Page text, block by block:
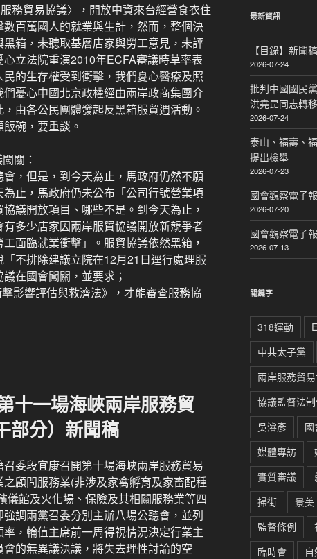
務貿易協議〉，開放中資來台經營食衣住
百萬國人的就業與生計，然而，整個決
箱，未聽取基層店家與勞工意見，未評
立法院重演2010年ECFA審議時草率表
的生存權受到衝擊，我們憂心醫療及照
憂心中國北京政權經由兩岸政商集團介
由各公民團體發起反黑箱服貿週活動。
碗，要重談。
關：
，但是，到今天為止，馬政府仍然不願
止，馬政府仍未公布「公司行號營業項
議開放項目、哪些不是。到今天為止，
多少店家因兩岸服貿協議開放新競爭者
面臨就業衝擊」。服貿協議依然黑箱，
不排除建議立院在12月21日逕行處理服
在國會闖關，並要求；
影響評估與救濟法》，才能審查服務協
十一場海峽兩岸服務貿
部分）新聞稿
委段宜康召開第十場海峽兩岸服務貿易
顧問服務業(非涉及家禽孵育及家畜配種
儀館及火化場、保險及其相關服務業等四
調兩黨召委分別主辦八場公聽會，並列
，輪值主席前一周得視情況決定行業主
的無異議決議，將失去理性討論的空
字:
最新資訊
【目錄】新聞稿
2026-07-24
批判中國國民
洪堯昆同志轉
2026-07-24
泰山、福壽、
提出檢舉
2026-07-23
國會觀察電子
2026-07-20
國會觀察電子
2026-07-13
關鍵字
318運動
中共太子黨
兩岸服務貿
協議監督法
吳濬彥
國
媒體專訪
實質審議
掃街
景美
監督條例
臨時會